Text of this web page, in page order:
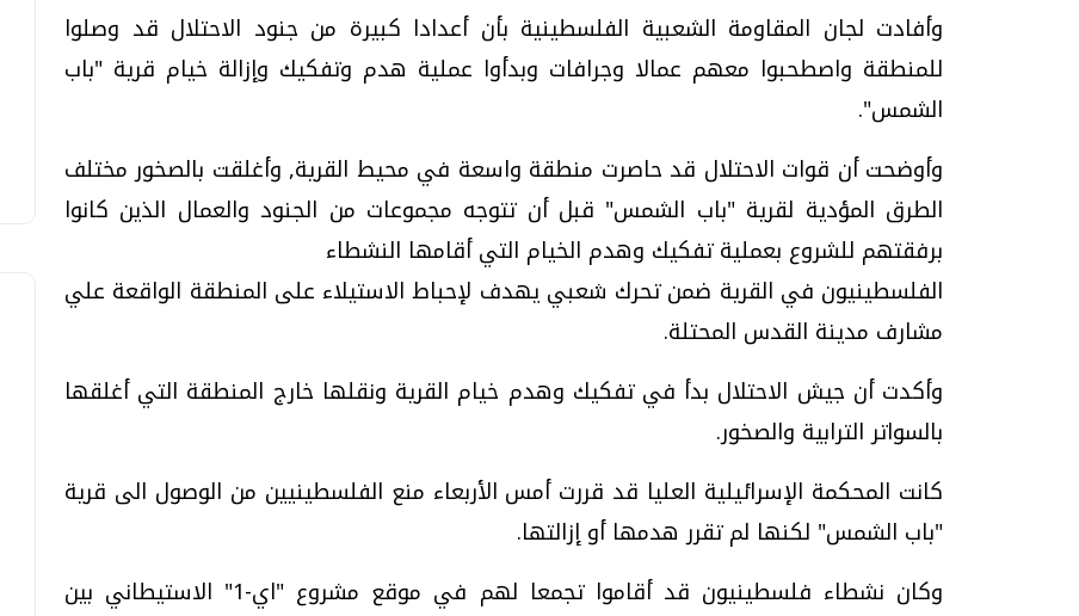
وأفادت لجان المقاومة الشعبية الفلسطينية بأن أعدادا كبيرة من جنود الاحتلال قد وصلوا
للمنطقة واصطحبوا معهم عمالا وجرافات وبدأوا عملية هدم وتفكيك وإزالة خيام قرية "باب
الشمس".
وأوضحت أن قوات الاحتلال قد حاصرت منطقة واسعة في محيط القرية, وأغلقت بالصخور مختلف
الطرق المؤدية لقرية "باب الشمس" قبل أن تتوجه مجموعات من الجنود والعمال الذين كانوا
برفقتهم للشروع بعملية تفكيك وهدم الخيام التي أقامها النشطاء
الفلسطينيون في القرية ضمن تحرك شعبي يهدف لإحباط الاستيلاء على المنطقة الواقعة علي
مشارف مدينة القدس المحتلة.
وأكدت أن جيش الاحتلال بدأ في تفكيك وهدم خيام القرية ونقلها خارج المنطقة التي أغلقها
بالسواتر الترابية والصخور.
كانت المحكمة الإسرائيلية العليا قد قررت أمس الأربعاء منع الفلسطينيين من الوصول الى قرية
"باب الشمس" لكنها لم تقرر هدمها أو إزالتها.
وكان نشطاء فلسطينيون قد أقاموا تجمعا لهم في موقع مشروع "اي-1" الاستيطاني بين
دليلك للتنسيق الجامعي .. تساؤلات
وإجابات
السبت، 01 اغسطس 2026 10:25 ص
فيديو.. الإعلام الرقمي.. تقنيات واعدة
وتحديات هائلة
الخميس، 30 يوليو 2026 01:09 م
موجات الطقس الساخنة.. لماذا تحدث وكيف